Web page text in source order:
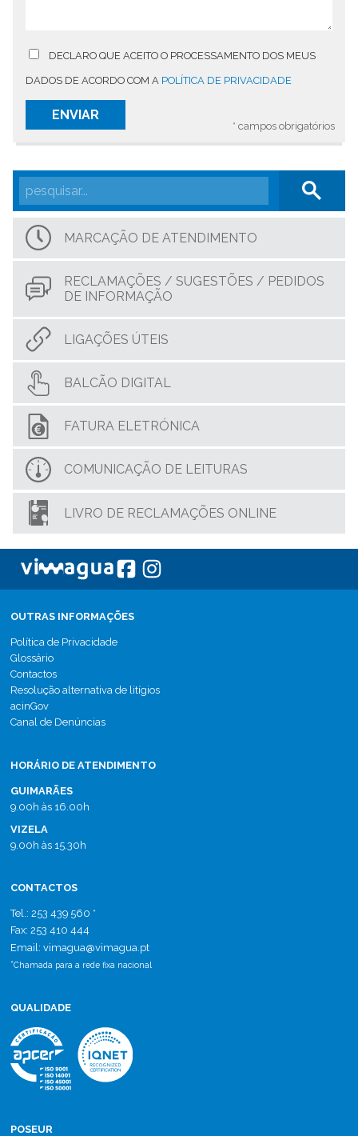
DECLARO QUE ACEITO O PROCESSAMENTO DOS MEUS
DADOS DE ACORDO COM A POLÍTICA DE PRIVACIDADE
* campos obrigatórios
MARCAÇÃO DE ATENDIMENTO
RECLAMAÇÕES / SUGESTÕES / PEDIDOS
DE INFORMAÇÃO
LIGAÇÕES ÚTEIS
BALCÃO DIGITAL
FATURA ELETRÓNICA
COMUNICAÇÃO DE LEITURAS
LIVRO DE RECLAMAÇÕES ONLINE
OUTRAS INFORMAÇÕES
Política de Privacidade
Glossário
Contactos
Resolução alternativa de litígios
acinGov
Canal de Denúncias
HORÁRIO DE ATENDIMENTO
GUIMARÃES
9.00h às 16.00h
VIZELA
9.00h às 15.30h
CONTACTOS
Tel.: 253 439 560 *
Fax: 253 410 444
Email: vimagua@vimagua.pt
*Chamada para a rede fixa nacional
QUALIDADE
POSEUR